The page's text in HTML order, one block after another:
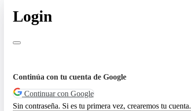
Login
Continúa con tu cuenta de Google
Continuar con Google
Sin contraseña. Si es tu primera vez, crearemos tu cuenta.